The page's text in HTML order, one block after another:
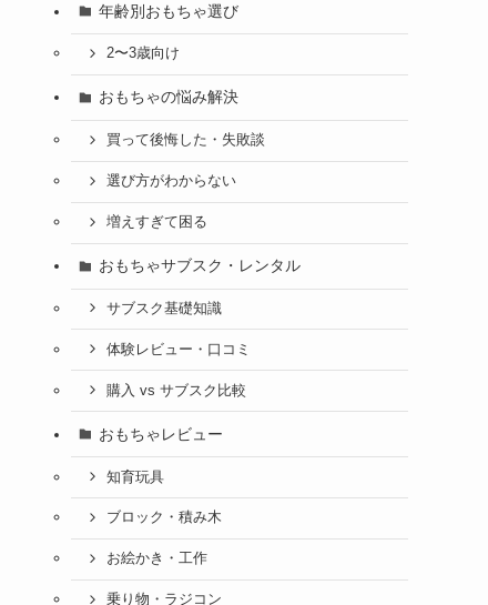
年齢別おもちゃ選び
2〜3歳向け
おもちゃの悩み解決
買って後悔した・失敗談
選び方がわからない
増えすぎて困る
おもちゃサブスク・レンタル
サブスク基礎知識
体験レビュー・口コミ
購入 vs サブスク比較
おもちゃレビュー
知育玩具
ブロック・積み木
お絵かき・工作
乗り物・ラジコン